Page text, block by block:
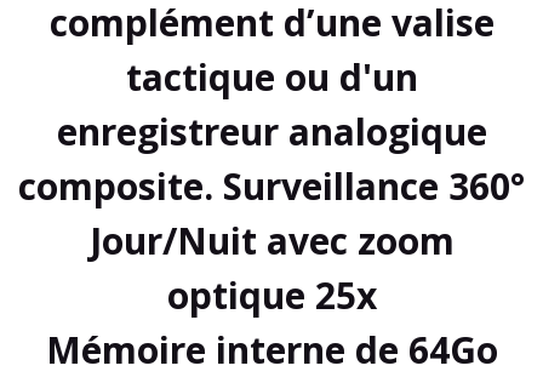
complément d’une valise
tactique ou d'un
enregistreur analogique
composite. Surveillance 360°
Jour/Nuit avec zoom
optique 25x
Mémoire interne de 64Go